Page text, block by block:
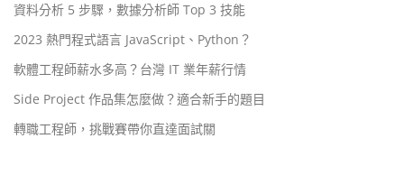
資料分析 5 步驟，數據分析師 Top 3 技能
2023 熱門程式語言 JavaScript、Python？
軟體工程師薪水多高？台灣 IT 業年薪行情
Side Project 作品集怎麼做？適合新手的題目
轉職工程師，挑戰賽帶你直達面試關